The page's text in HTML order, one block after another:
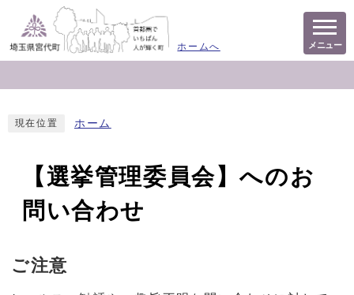
ホームへ メニュー
現在位置 ホーム
【選挙管理委員会】へのお
問い合わせ
ご注意